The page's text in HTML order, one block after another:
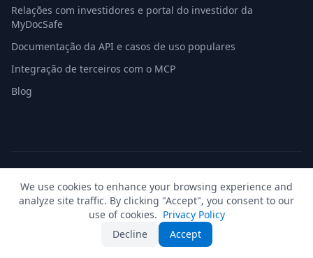
Relações com investidores e portal do investidor da
MyDocSafe
Documentação da API e casos de uso populares
Integração de terceiros com o MCP
Blog
© 2026 MyDocSafe. Todos os direitos reservados. |
Mapa do
site | build dev
🇬🇧 UK🇺🇸 US🇵🇱 PL🇺🇦 UA🇪🇸 ES 🇩🇪 DE🇫🇷 FR 🇳🇱 NL🇵🇹 PT🇮🇹 IT
We use cookies to enhance your browsing experience and
analyze site traffic. By clicking "Accept", you consent to our
use of cookies. Privacy Policy
Decline
Accept